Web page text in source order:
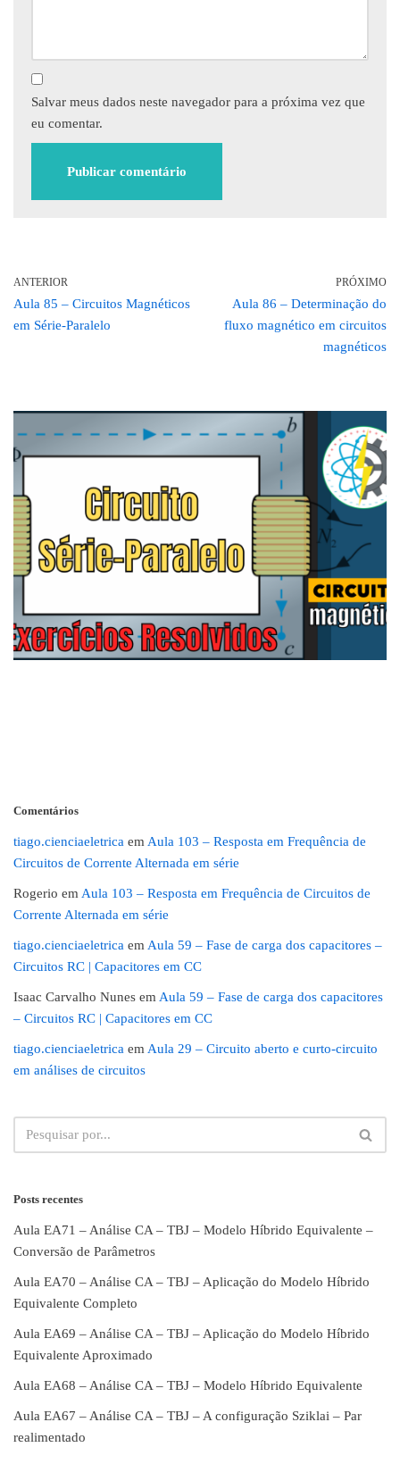
Salvar meus dados neste navegador para a próxima vez que
eu comentar.
ANTERIOR
Aula 85 – Circuitos Magnéticos
em Série-Paralelo
PRÓXIMO
Aula 86 – Determinação do
fluxo magnético em circuitos
magnéticos
Comentários
tiago.cienciaeletrica em Aula 103 – Resposta em Frequência de
Circuitos de Corrente Alternada em série
Rogerio em Aula 103 – Resposta em Frequência de Circuitos de
Corrente Alternada em série
tiago.cienciaeletrica em Aula 59 – Fase de carga dos capacitores –
Circuitos RC | Capacitores em CC
Isaac Carvalho Nunes em Aula 59 – Fase de carga dos capacitores
– Circuitos RC | Capacitores em CC
tiago.cienciaeletrica em Aula 29 – Circuito aberto e curto-circuito
em análises de circuitos
Posts recentes
Aula EA71 – Análise CA – TBJ – Modelo Híbrido Equivalente –
Conversão de Parâmetros
Aula EA70 – Análise CA – TBJ – Aplicação do Modelo Híbrido
Equivalente Completo
Aula EA69 – Análise CA – TBJ – Aplicação do Modelo Híbrido
Equivalente Aproximado
Aula EA68 – Análise CA – TBJ – Modelo Híbrido Equivalente
Aula EA67 – Análise CA – TBJ – A configuração Sziklai – Par
realimentado